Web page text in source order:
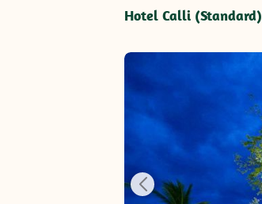
Hotel Calli (Standard)